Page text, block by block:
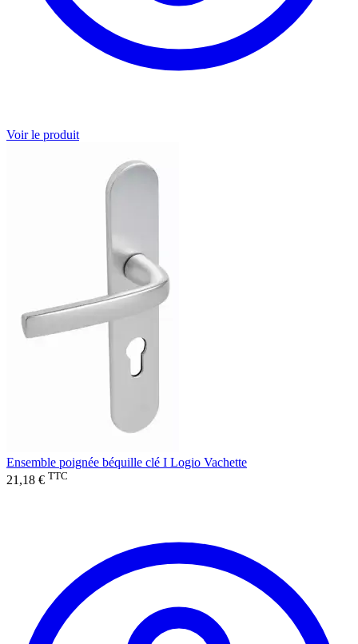
Voir le produit
Ensemble poignée béquille clé I Logio Vachette
21,18 € TTC